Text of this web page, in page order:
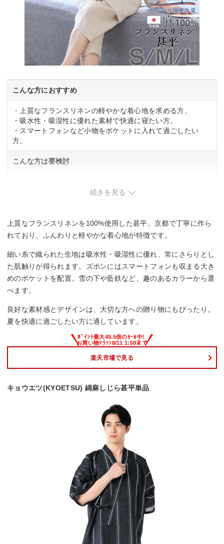
こんな方におすすめ
・上質なフランスリネンの軽やかな着心地を求める方。
・吸水性・吸湿性に優れた素材で快適に寝たい方。
・スマートフォンなど小物をポケットに入れて過ごしたい
方。
こんな方は要検討
続きを見る
上質なフランスリネンを100%使用した甚平。京都で丁寧に作ら
れており、ふんわりと軽やかな着心地が特徴です。
細い糸で織られた生地は吸水性・吸湿性に優れ、常にさらりとし
た肌触りが得られます。ズボンにはスマートフォンも収まる大き
めのポケットを配置。雪の下や藍鉄など、趣のあるカラーから選
べます。
良好な素材感とデザインは、大切な方への贈り物にもぴったり。
夏を快適に過ごしたい方に適しています。
楽天市場で見る
キョウエツ(KYOETSU) 綿麻しじら甚平単品